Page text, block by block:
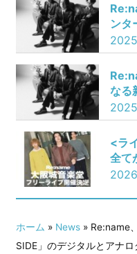
ンタ
開始
マン
なる
決定
<ラ
全て
のフ
ホーム » News» Re:name
SIDE」のデジタルとアナ